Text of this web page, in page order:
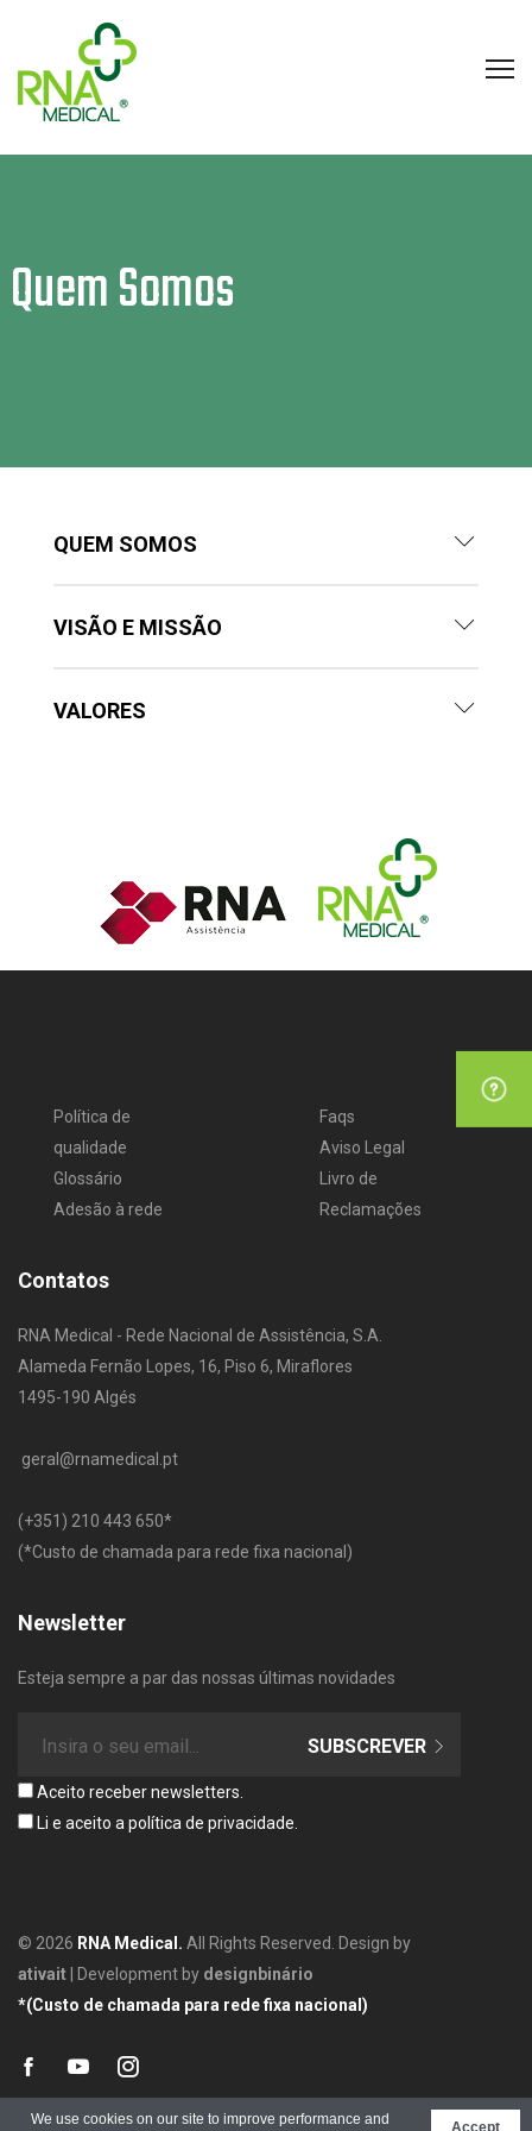
We use cookies on our site to improve performance and
Accept
Quem Somos
QUEM SOMOS
VISÃO E MISSÃO
VALORES
Política de
qualidade
Glossário
Adesão à rede
Faqs
Aviso Legal
Livro de
Reclamações
Contatos
RNA Medical - Rede Nacional de Assistência, S.A.
Alameda Fernão Lopes, 16, Piso 6, Miraflores
1495-190 Algés
geral@rnamedical.pt
​(+351) 210 443 650*
(*Custo de chamada para rede fixa nacional)
Newsletter
Esteja sempre a par das nossas últimas novidades
Aceito receber newsletters.
Li e aceito a política de privacidade
SUBSCREVER
© 2026 RNA Medical. All Rights Reserved. Design by
ativait | Development by designbinário
*(Custo de chamada para rede fixa nacional)
facebookyoutubeinstagram